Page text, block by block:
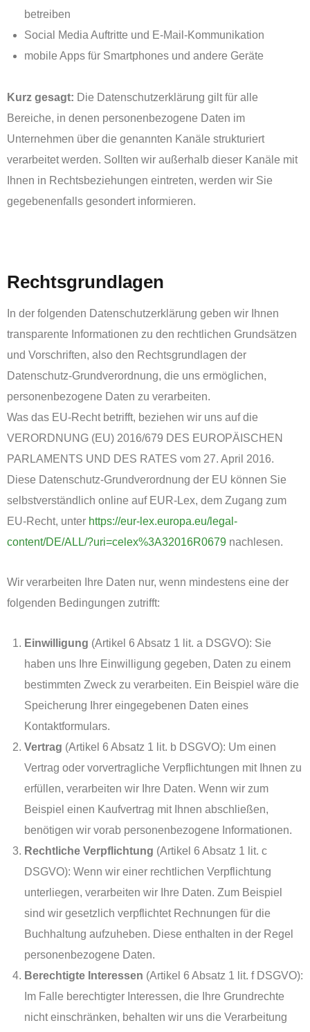
betreiben
Social Media Auftritte und E-Mail-Kommunikation
mobile Apps für Smartphones und andere Geräte
Kurz gesagt: Die Datenschutzerklärung gilt für alle
Bereiche, in denen personenbezogene Daten im
Unternehmen über die genannten Kanäle strukturiert
verarbeitet werden. Sollten wir außerhalb dieser Kanäle mit
Ihnen in Rechtsbeziehungen eintreten, werden wir Sie
gegebenenfalls gesondert informieren.
Rechtsgrundlagen
In der folgenden Datenschutzerklärung geben wir Ihnen
transparente Informationen zu den rechtlichen Grundsätzen
und Vorschriften, also den Rechtsgrundlagen der
Datenschutz-Grundverordnung, die uns ermöglichen,
personenbezogene Daten zu verarbeiten.
Was das EU-Recht betrifft, beziehen wir uns auf die
VERORDNUNG (EU) 2016/679 DES EUROPÄISCHEN
PARLAMENTS UND DES RATES vom 27. April 2016.
Diese Datenschutz-Grundverordnung der EU können Sie
selbstverständlich online auf EUR-Lex, dem Zugang zum
EU-Recht, unter https://eur-lex.europa.eu/legal-
content/DE/ALL/?uri=celex%3A32016R0679 nachlesen.
Wir verarbeiten Ihre Daten nur, wenn mindestens eine der
folgenden Bedingungen zutrifft:
Einwilligung (Artikel 6 Absatz 1 lit. a DSGVO): Sie
haben uns Ihre Einwilligung gegeben, Daten zu einem
bestimmten Zweck zu verarbeiten. Ein Beispiel wäre die
Speicherung Ihrer eingegebenen Daten eines
Kontaktformulars.
Vertrag (Artikel 6 Absatz 1 lit. b DSGVO): Um einen
Vertrag oder vorvertragliche Verpflichtungen mit Ihnen zu
erfüllen, verarbeiten wir Ihre Daten. Wenn wir zum
Beispiel einen Kaufvertrag mit Ihnen abschließen,
benötigen wir vorab personenbezogene Informationen.
Rechtliche Verpflichtung (Artikel 6 Absatz 1 lit. c
DSGVO): Wenn wir einer rechtlichen Verpflichtung
unterliegen, verarbeiten wir Ihre Daten. Zum Beispiel
sind wir gesetzlich verpflichtet Rechnungen für die
Buchhaltung aufzuheben. Diese enthalten in der Regel
personenbezogene Daten.
Berechtigte Interessen (Artikel 6 Absatz 1 lit. f DSGVO):
Im Falle berechtigter Interessen, die Ihre Grundrechte
nicht einschränken, behalten wir uns die Verarbeitung